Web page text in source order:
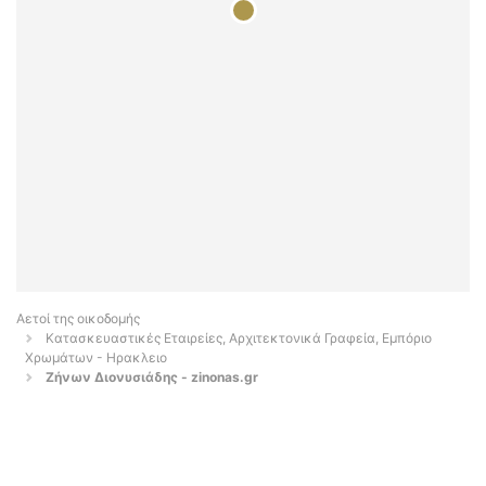
Αετοί της οικοδομής
Κατασκευαστικές Εταιρείες, Αρχιτεκτονικά Γραφεία, Εμπόριο
Χρωμάτων - Ηρακλειο
Ζήνων Διονυσιάδης - zinonas.gr